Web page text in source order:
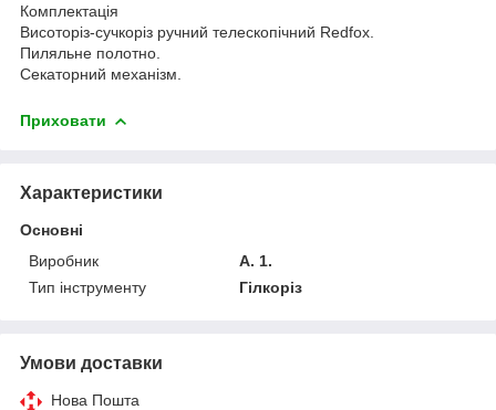
Комплектація
Висоторіз-сучкоріз ручний телескопічний Redfox.
Пиляльне полотно.
Секаторний механізм.
Приховати
Характеристики
Основні
Виробник
A. 1.
Тип інструменту
Гілкоріз
Умови доставки
Нова Пошта